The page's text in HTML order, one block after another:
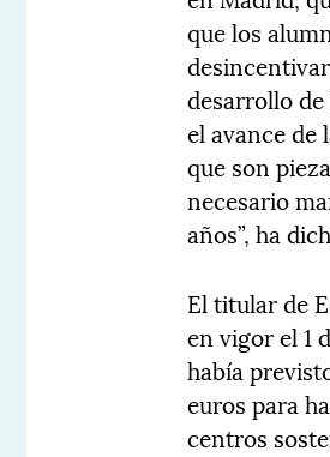
que los
desarrollo
el avance de
que son
necesario
años”, ha
El titular de
en vigor el 1
había
euros para
centros